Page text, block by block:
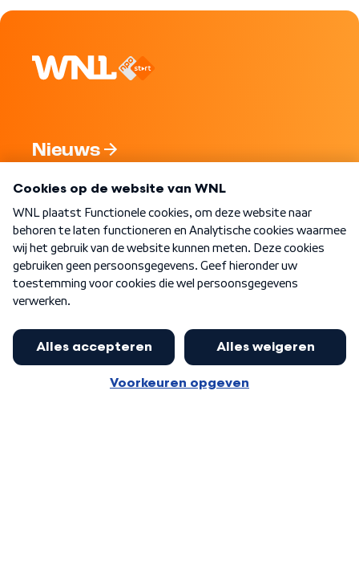
Nieuws
Nieuwsbrief
Word Lid